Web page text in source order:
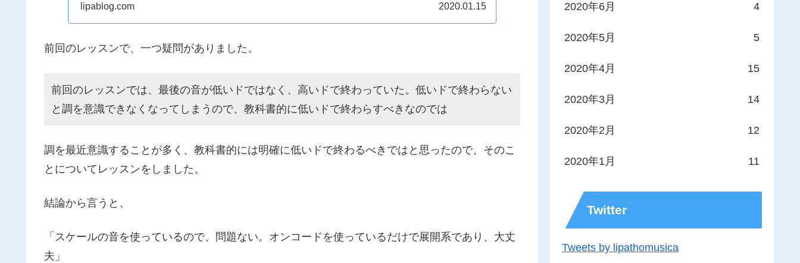
lipablog.com 2020.01.15
前回のレッスンで、一つ疑問がありました。
前回のレッスンでは、最後の音が低いドではなく、高いドで終わっていた。低いドで終わらない
と調を意識できなくなってしまうので、教科書的に低いドで終わらすべきなのでは
調を最近意識することが多く、教科書的には明確に低いドで終わるべきではと思ったので、そのこ
とについてレッスンをしました。
結論から言うと、
「スケールの音を使っているので、問題ない。オンコードを使っているだけで展開系であり、大丈
夫」
2020年6月 4
2020年5月 5
2020年4月 15
2020年3月 14
2020年2月 12
2020年1月 11
Twitter
Tweets by lipathomusica